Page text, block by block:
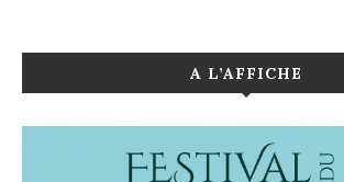
A L’AFFICHE